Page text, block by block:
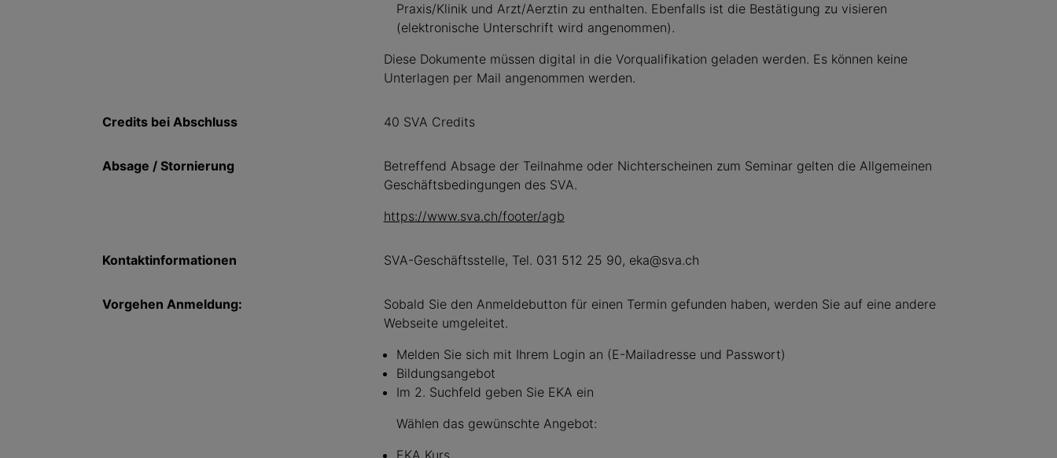
Praxis/Klinik und Arzt/Aerztin zu enthalten. Ebenfalls ist die Bestätigung zu visieren
(elektronische Unterschrift wird angenommen).
Diese Dokumente müssen digital in die Vorqualifikation geladen werden. Es können keine
Unterlagen per Mail angenommen werden.
Credits bei Abschluss 40 SVA Credits
Absage / Stornierung
Betreffend Absage der Teilnahme oder Nichterscheinen zum Seminar gelten die Allgemeinen
Geschäftsbedingungen des SVA.
https://www.sva.ch/footer/agb
Kontaktinformationen SVA-Geschäftsstelle, Tel. 031 512 25 90, eka@sva.ch
Vorgehen Anmeldung:
Sobald Sie den Anmeldebutton für einen Termin gefunden haben, werden Sie auf eine andere
Webseite umgeleitet.
Melden Sie sich mit Ihrem Login an (E-Mailadresse und Passwort)
Bildungsangebot
Im 2. Suchfeld geben Sie EKA ein
Wählen das gewünschte Angebot:
EKA Kurs